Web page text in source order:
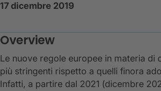
17 dicembre 2019
Overview
Le nuove regole europee in materia di
più stringenti rispetto a quelli finora
Infatti, a partire dal 2021 (dicembre